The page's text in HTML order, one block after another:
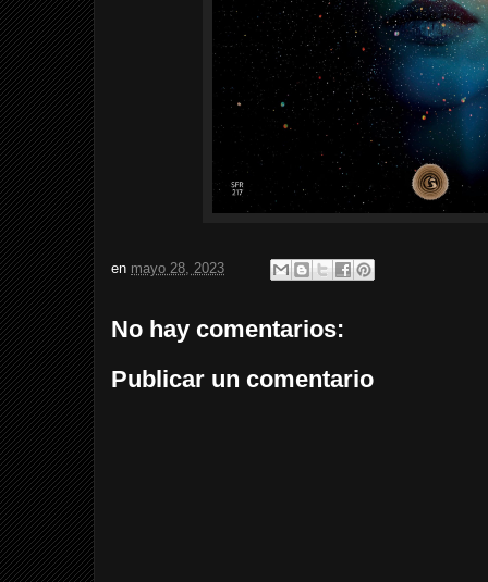
en mayo 28, 2023
No hay comentarios:
Publicar un comentario